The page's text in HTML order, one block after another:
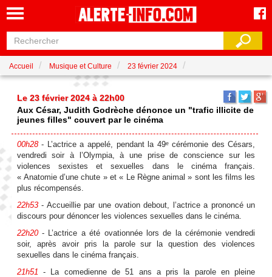
Accueil Musique et Culture 23 février 2024
Le 23 février 2024 à 22h00
Aux César, Judith Godrèche dénonce un "trafic illicite de
jeunes filles" couvert par le cinéma
00h28- L’actrice a appelé, pendant la 49ᵉ cérémonie des Césars,
vendredi soir à l’Olympia, à une prise de conscience sur les
violences sexistes et sexuelles dans le cinéma français.
« Anatomie d’une chute » et « Le Règne animal » sont les films les
plus récompensés.
22h53- Accueillie par une ovation debout, l’actrice a prononcé un
discours pour dénoncer les violences sexuelles dans le cinéma.
22h20- L’actrice a été ovationnée lors de la cérémonie vendredi
soir, après avoir pris la parole sur la question des violences
sexuelles dans le cinéma français.
21h51 - La comedienne de 51 ans a pris la parole en pleine